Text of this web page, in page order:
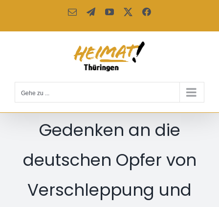
springen
E-
TelegramYouTube Facebook
Gehe zu ...
Gedenken an die
deutschen Opfer von
Verschleppung und